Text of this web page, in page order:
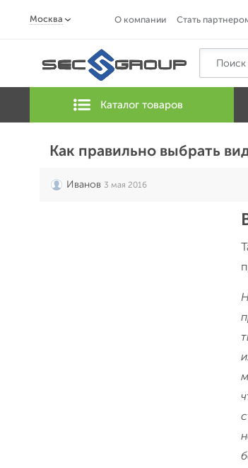
Москва О компании Стать
Каталог товаров
Как правильно выбрать
Иванов 3 мая 2016